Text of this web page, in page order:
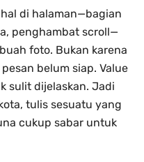
di halaman—bagian
penghambat scroll—
foto. Bukan karena
belum siap. Value
sulit dijelaskan. Jadi
tulis sesuatu yang
cukup sabar untuk